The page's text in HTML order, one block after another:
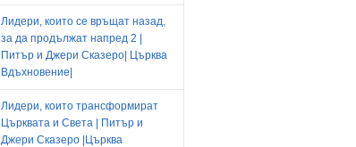
Лидери, които се връщат назад,
за да продължат напред 2 |
Питър и Джери Сказеро| Църква
Вдъхновение|
Лидери, които трансформират
Църквата и Света | Питър и
Джери Сказеро |Църква